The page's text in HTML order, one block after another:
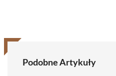
Podobne Artykuły